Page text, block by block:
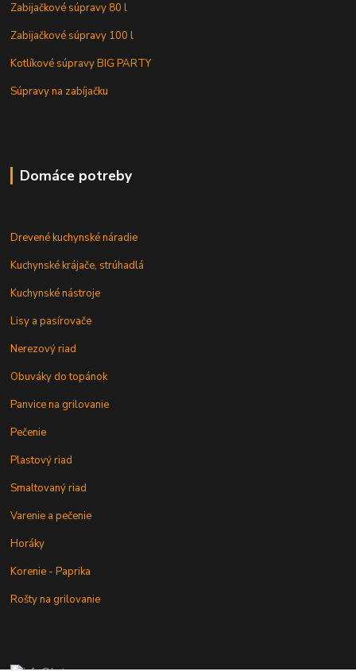
Zabijačkové súpravy 80 l
Zabijačkové súpravy 100 l
Kotlíkové súpravy BIG PARTY
Súpravy na zabíjačku
Domáce potreby
Drevené kuchynské náradie
Kuchynské krájače, strúhadlá
Kuchynské nástroje
Lisy a pasírovače
Nerezový riad
Obuváky do topánok
Panvice na grilovanie
Pečenie
Plastový riad
Smaltovaný riad
Varenie a pečenie
Horáky
Korenie - Paprika
Rošty na grilovanie